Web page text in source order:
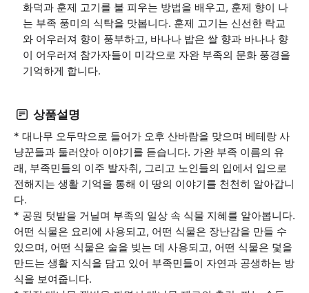
화덕과 훈제 고기를 불 피우는 방법을 배우고, 훈제 향이 나
는 부족 풍미의 식탁을 맛봅니다. 훈제 고기는 신선한 락교
와 어우러져 향이 풍부하고, 바나나 밥은 쌀 향과 바나나 향
이 어우러져 참가자들이 미각으로 자완 부족의 문화 풍경을
기억하게 합니다.
상품설명
* 대나무 오두막으로 들어가 오후 산바람을 맞으며 베테랑 사
냥꾼들과 둘러앉아 이야기를 듣습니다. 가완 부족 이름의 유
래, 부족민들의 이주 발자취, 그리고 노인들의 입에서 입으로
전해지는 생활 기억을 통해 이 땅의 이야기를 천천히 알아갑니
다.
* 공원 텃밭을 거닐며 부족의 일상 속 식물 지혜를 알아봅니다.
어떤 식물은 요리에 사용되고, 어떤 식물은 장난감을 만들 수
있으며, 어떤 식물은 술을 빚는 데 사용되고, 어떤 식물은 덫을
만드는 생활 지식을 담고 있어 부족민들이 자연과 공생하는 방
식을 보여줍니다.